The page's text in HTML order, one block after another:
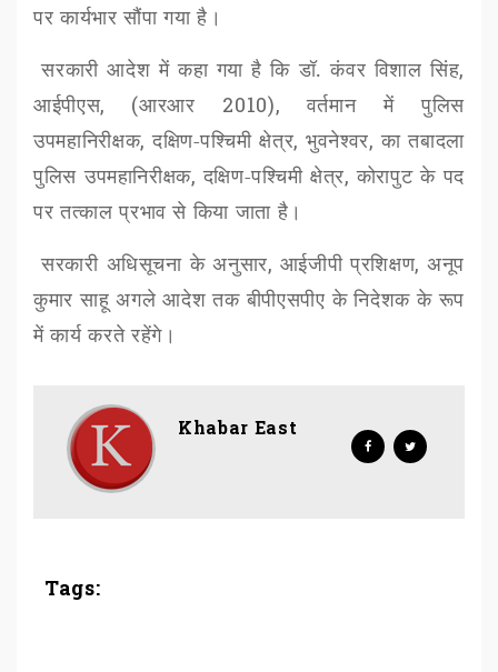
पर कार्यभार सौंपा गया है।
सरकारी आदेश में कहा गया है किडॉ. कंवर विशाल सिंह,
आईपीएस, (आरआर 2010),वर्तमान में पुलिस
उपमहानिरीक्षक,दक्षिण-पश्चिमी क्षेत्र,भुवनेश्वर,का तबादला
पुलिस उपमहानिरीक्षक,दक्षिण-पश्चिमी क्षेत्र,कोरापुट के पद
पर तत्काल प्रभाव से किया जाता है।
सरकारी अधिसूचना के अनुसार, आईजीपी प्रशिक्षण,अनूप
कुमार साहू अगले आदेश तक बीपीएसपीए के निदेशक के रूप
में कार्य करते रहेंगे।
Khabar East
Tags: